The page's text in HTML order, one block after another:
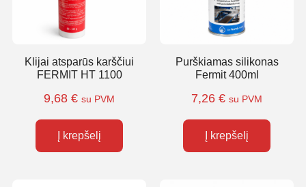
Klijai atsparūs karščiui
FERMIT HT 1100
9,68 € su PVM
Į krepšelį
Purškiamas silikonas
Fermit 400ml
7,26 € su PVM
Į krepšelį